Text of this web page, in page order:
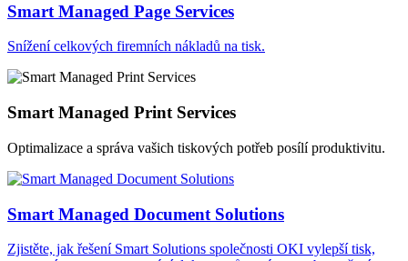
Smart Managed Page Services
Snížení celkových firemních nákladů na tisk.
Smart Managed Print Services
Optimalizace a správa vašich tiskových potřeb posílí produktivitu.
Smart Managed Document Solutions
Zjistěte, jak řešení Smart Solutions společnosti OKI vylepší tisk,